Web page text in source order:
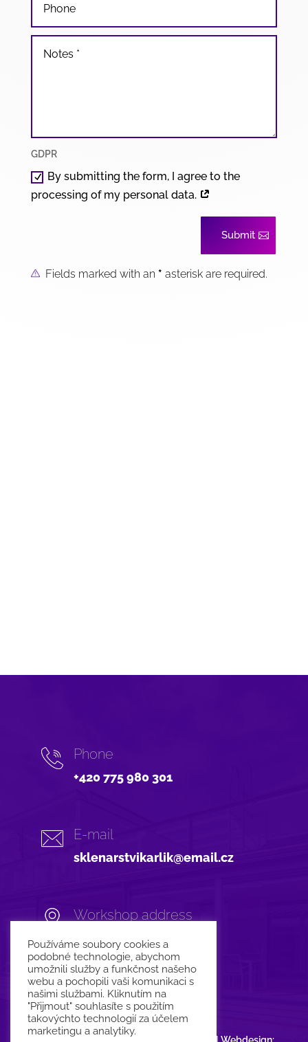
GDPR
By submitting the form, I agree to the
processing of my personal data.
Submit
Fields marked with an * asterisk are required.
Phone
+420 775 980 301
E-mail
sklenarstvikarlik@email.cz
Workshop address
Dráby 890
566 01 Vysoké Mýto
CZ
© 2023 KAMAsklo Glazing Works | | Webdesign:
Používáme soubory cookies a
podobné technologie, abychom
umožnili služby a funkčnost našeho
webu a pochopili vaši komunikaci s
našimi službami. Kliknutím na
"Přijmout" souhlasíte s použitím
takovýchto technologií za účelem
marketingu a analytiky.